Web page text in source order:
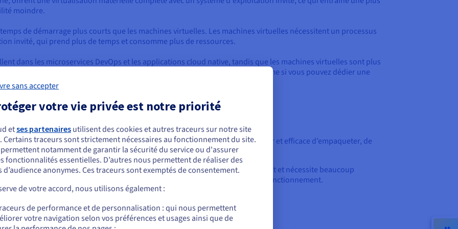
moindre.
de démarrage plus courts que les machines virtuelles. Les machines virtuelles nécessitent un processus
invité, qui prend plus de temps et consomme plus de ressources.
dans les microservices DevOps et les applications cloud native, tandis que les machines virtuelles sont plus
environnements hérités qui nécessitent divers systèmes d'exploitation. Même si vous pouvez dédier une
native, un conteneur peut être plus efficace.
du développement d’applications cloud modernes. Ils offrent un moyen léger et efficace d’empaqueter, de
Comprendre le fonctionnement des conteneurs peut être intimidant et nécessite beaucoup
les conteneurs en explorant leurs composants fondamentaux et leur fonctionnement.
éléments essentiels :
semblez être localisé en États-Unis.
commander, rendez-vous sur le site de votre pays (États-Unis) et créez un
us.ovhcloud.com/
Anglais USD - $
sans accepter
votre vie privée est notre priorité
etses partenaires utilisent des cookies et autres traceurs sur notre site
Certains traceurs sont strictement nécessaires au fonctionnement du site.
notamment de garantir la sécurité du service ou d'assurer
fonctionnalités essentielles. D’autres nous permettent de réaliser des
d’audience anonymes. Ces traceurs sont exemptés de consentement.
de votre accord, nous utilisons également :
de performance et de personnalisation : qui nous permettent
votre navigation selon vos préférences et usages ainsi que de